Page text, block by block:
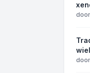
door
door